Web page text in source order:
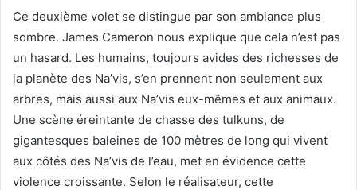
Ce deuxième volet se distingue par son ambiance plus
sombre. James Cameron nous explique que cela n’est pas
un hasard. Les humains, toujours avides des richesses de
la planète des Na’vis, s’en prennent non seulement aux
arbres, mais aussi aux Na’vis eux-mêmes et aux animaux.
Une scène éreintante de chasse des tulkuns, de
gigantesques baleines de 100 mètres de long qui vivent
aux côtés des Na’vis de l’eau, met en évidence cette
violence croissante. Selon le réalisateur, cette